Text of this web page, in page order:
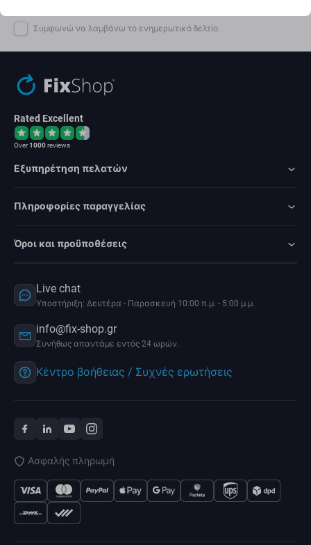
Συμφωνώ να λαμβάνω το ενημερωτικό δελτίο.
Rated Excellent
Over1000reviews
Εξυπηρέτηση πελατών
Πληροφορίες παραγγελίας
Όροι και προϋποθέσεις
Live chat
Υποστήριξη: Δευτέρα - Παρασκευή 10:00 π.μ. - 5:00 μ.μ.
info@fix-shop.gr
Συνήθως απαντάμε εντός 24 ωρών.
Κέντρο βοήθειας / Συχνές ερωτήσεις
Ασφαλής πληρωμή